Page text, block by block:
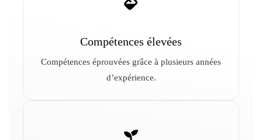
Compétences élevées
Compétences éprouvées grâce à plusieurs années
d’expérience.